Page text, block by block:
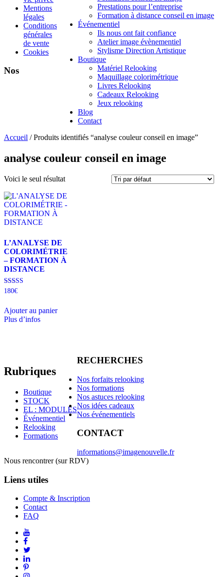
Prestations pour l’entreprise
Formation à distance conseil en image
Événementiel
Ils nous ont fait confiance
Atelier image évènementiel
Stylisme Direction Artistique
Boutique
Matériel Relooking
Maquillage colorimétrique
Livres Relooking
Cadeaux Relooking
Jeux relooking
Blog
Contact
Accueil / Produits identifiés “analyse couleur conseil en image”
analyse couleur conseil en image
Voici le seul résultat
L’ANALYSE DE
COLORIMÉTRIE
– FORMATION À
DISTANCE
Note
180€
Ajouter au panier
Plus d’infos
Rubriques
Boutique
STOCK
EL : MODULES
Événementiel
Relooking
Formations
Mentions
légales
Conditions
générales
de vente
Cookies
Nos
RECHERCHES
Nos forfaits relooking
Nos formations
Nos astuces relooking
Nos idées cadeaux
Nos événementiels
CONTACT
informations@imagenouvelle.fr
Nous rencontrer (sur RDV)
Liens utiles
Compte & Inscription
Contact
FAQ